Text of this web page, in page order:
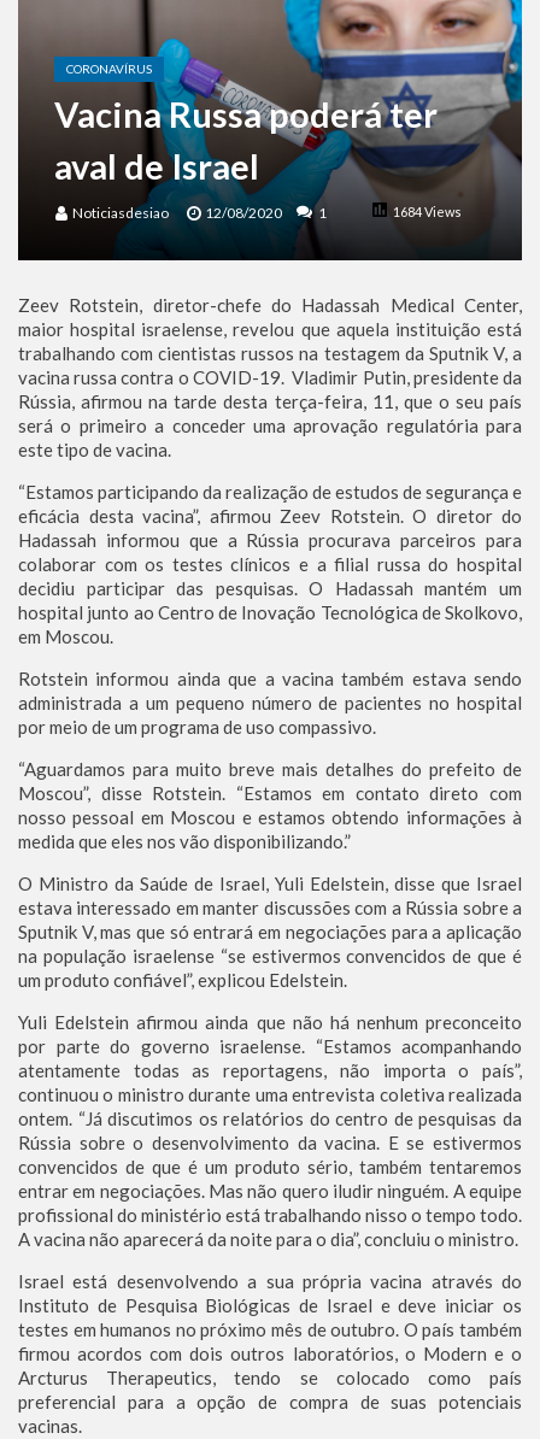
Benjamin Netanyahu faz discurso impactante no Congresso da JNS 2026
CORONAVÍRUS
Vacina Russa poderá ter
aval de Israel
Noticiasdesiao 12/08/2020 1684 Views
1
Zeev Rotstein, diretor-chefe do Hadassah Medical Center,
maior hospital israelense, revelou que aquela instituição está
trabalhando com cientistas russos na testagem da Sputnik V, a
vacina russa contra o COVID-19. Vladimir Putin, presidente da
Rússia, afirmou na tarde desta terça-feira, 11, que o seu país
será o primeiro a conceder uma aprovação regulatória para
este tipo de vacina.
“Estamos participando da realização de estudos de segurança e
eficácia desta vacina”, afirmou Zeev Rotstein. O diretor do
Hadassah informou que a Rússia procurava parceiros para
colaborar com os testes clínicos e a filial russa do hospital
decidiu participar das pesquisas. O Hadassah mantém um
hospital junto ao Centro de Inovação Tecnológica de Skolkovo,
em Moscou.
Rotstein informou ainda que a vacina também estava sendo
administrada a um pequeno número de pacientes no hospital
por meio de um programa de uso compassivo.
“Aguardamos para muito breve mais detalhes do prefeito de
Moscou”, disse Rotstein. “Estamos em contato direto com
nosso pessoal em Moscou e estamos obtendo informações à
medida que eles nos vão disponibilizando.”
O Ministro da Saúde de Israel, Yuli Edelstein, disse que Israel
estava interessado em manter discussões com a Rússia sobre a
Sputnik V, mas que só entrará em negociações para a aplicação
na população israelense “se estivermos convencidos de que é
um produto confiável”, explicou Edelstein.
Yuli Edelstein afirmou ainda que não há nenhum preconceito
por parte do governo israelense. “Estamos acompanhando
atentamente todas as reportagens, não importa o país”,
continuou o ministro durante uma entrevista coletiva realizada
ontem. “Já discutimos os relatórios do centro de pesquisas da
Rússia sobre o desenvolvimento da vacina. E se estivermos
convencidos de que é um produto sério, também tentaremos
entrar em negociações. Mas não quero iludir ninguém. A equipe
profissional do ministério está trabalhando nisso o tempo todo.
A vacina não aparecerá da noite para o dia”, concluiu o ministro.
Israel está desenvolvendo a sua própria vacina através do
Instituto de Pesquisa Biológicas de Israel e deve iniciar os
testes em humanos no próximo mês de outubro. O país também
firmou acordos com dois outros laboratórios, o Modern e o
Arcturus Therapeutics, tendo se colocado como país
preferencial para a opção de compra de suas potenciais
vacinas.